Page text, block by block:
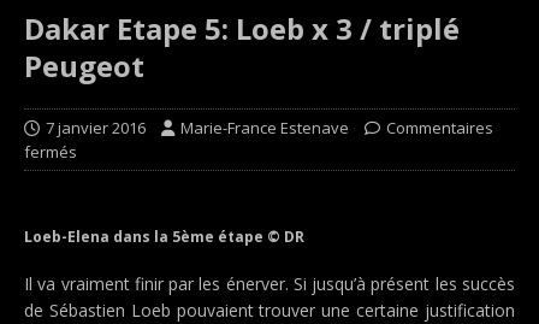
Dakar Etape 5: Loeb x 3 / triplé
Peugeot
7 janvier 2016 Marie-France Estenave
Commentaires
fermés
Loeb-Elena dans la 5ème étape © DR
Il va vraiment finir par les énerver. Si jusqu’à présent les succès
de Sébastien Loeb pouvaient trouver une certaine justification